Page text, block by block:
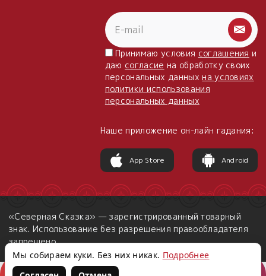
Принимаю условия соглашения и
даю согласие на обработку своих
персональных данныхна условиях
политики использования
персональных данных
Наше приложение он-лайн гадания:
App Store Android
«Северная Сказка» — зарегистрированный товарный
знак. Использование без разрешения правообладателя
запрещено.
Мы собираем куки. Без них никак. Подробнее